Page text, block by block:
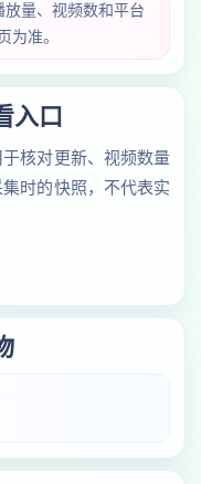
量、视频数和平台
为准。
入口
核对更新、视频数量
时的快照，不代表实